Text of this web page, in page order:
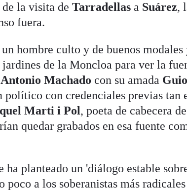
de la visita deTarradellas a Suárez,
fuera.
hombre culto y de buenos modales
de la Moncloa para ver la
Antonio Machado con su amada
político con credenciales previas tan
Marti i Pol , poeta de cabecera
quedar grabados en esa fuente
ha planteado un 'diálogo estable
poco a los soberanistas más radicales